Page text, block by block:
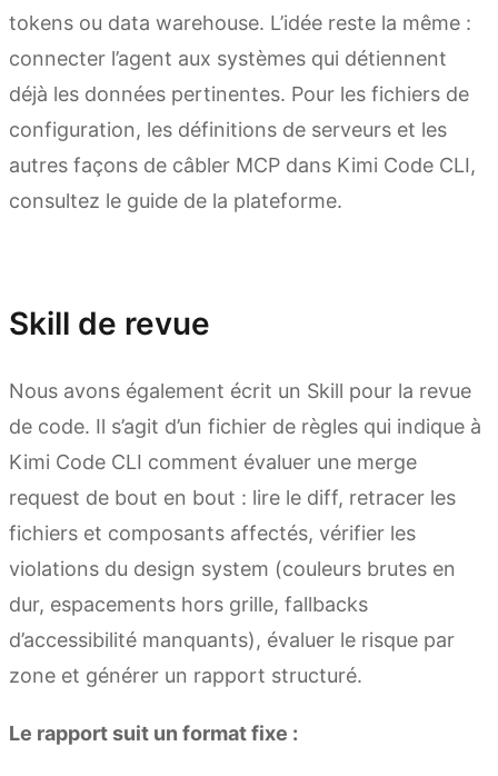
tokens ou data warehouse. L’idée reste la même :
connecter l’agent aux systèmes qui détiennent
déjà les données pertinentes. Pour les fichiers de
configuration, les définitions de serveurs et les
autres façons de câbler MCP dans Kimi Code CLI,
consultez le guide de la plateforme.
Skill de revue
Nous avons également écrit un Skill pour la revue
de code. Il s’agit d’un fichier de règles qui indique à
Kimi Code CLI comment évaluer une merge
request de bout en bout : lire le diff, retracer les
fichiers et composants affectés, vérifier les
violations du design system (couleurs brutes en
dur, espacements hors grille, fallbacks
d’accessibilité manquants), évaluer le risque par
zone et générer un rapport structuré.
Le rapport suit un format fixe :